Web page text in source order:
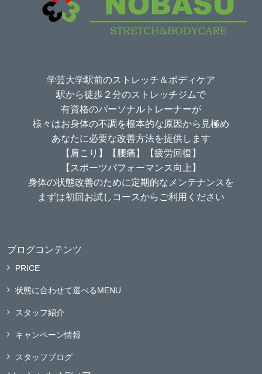
学芸大学駅前のストレッチ＆ボディケア
駅から徒歩２分のストレッチジムで
有資格のパーソナルトレーナーが
様々はお身体の不調を根本的な原因から見極め
あなたに必要な改善方法を提供します
【肩こり】【腰痛】【疲労回復】
【スポーツパフォーマンス向上】
身体の状態改善のために定期的なメンテナンスを
まずは初回お試しコースからご利用ください
ブログコンテンツ
PRICE
状態に合わせて選べるMENU
スタッフ紹介
キャンペーン情報
スタッフブログ